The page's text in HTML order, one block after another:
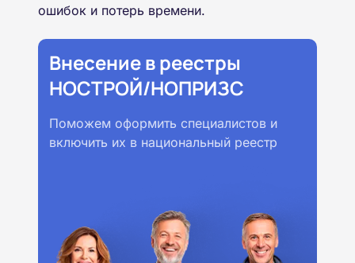
ошибок и потерь времени.
Внесение в реестры
НОСТРОЙ/НОПРИЗС
Поможем оформить специалистов и
включить их в национальный реестр